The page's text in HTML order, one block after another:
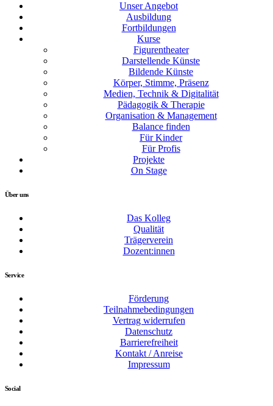
Unser Angebot
Ausbildung
Fortbildungen
Kurse
Figurentheater
Darstellende Künste
Bildende Künste
Körper, Stimme, Präsenz
Medien, Technik & Digitalität
Pädagogik & Therapie
Organisation & Management
Balance finden
Für Kinder
Für Profis
Projekte
On Stage
Über uns
Das Kolleg
Qualität
Trägerverein
Dozent:innen
Service
Förderung
Teilnahmebedingungen
Vertrag widerrufen
Datenschutz
Barrierefreiheit
Kontakt / Anreise
Impressum
Social